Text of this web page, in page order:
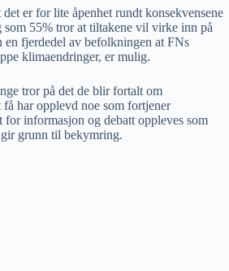
er for lite åpenhet rundt konsekvensene
55% tror at tiltakene vil virke inn på
fjerdedel av befolkningen at FNs
klimaendringer, er mulig.
tror på det de blir fortalt om
har opplevd noe som fortjener
for informasjon og debatt oppleves som
grunn til bekymring.